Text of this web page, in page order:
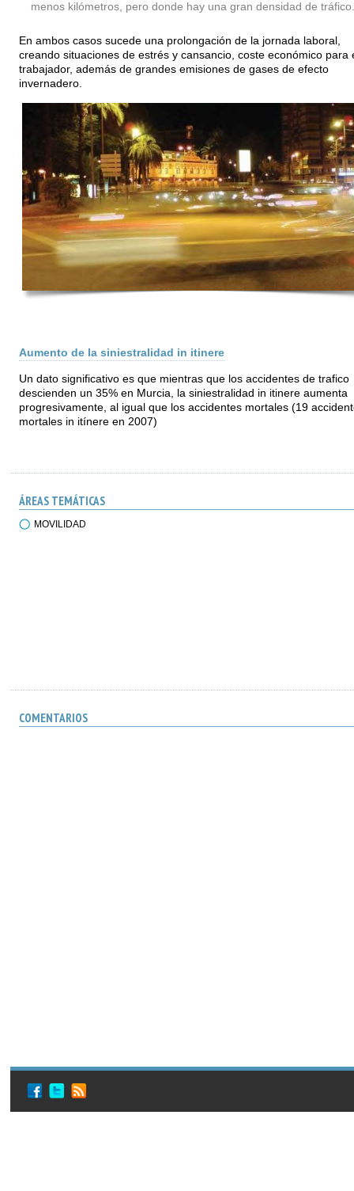
menos kilómetros, pero donde hay una gran densidad de tráfico.
En ambos casos sucede una prolongación de la jornada laboral,
creando situaciones de estrés y cansancio, coste económico para
trabajador, además de grandes emisiones de gases de efecto
invernadero.
Aumento de la siniestralidad in itinere
Un dato significativo es que mientras que los accidentes de trafico
descienden un 35% en Murcia, la siniestralidad in itinere aumenta
progresivamente, al igual que los accidentes mortales (19
mortales in itínere en 2007)
ÁREAS TEMÁTICAS
MOVILIDAD
COMENTARIOS